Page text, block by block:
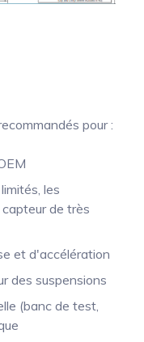
pour :
les
de très
et d'accélération
des suspensions
(banc de test,